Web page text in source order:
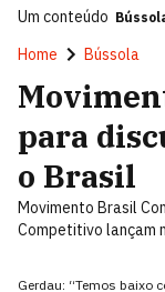
Um conteúdo
Home Bússola
para
o Brasil
Movimento Brasil
Competitivo lançam
Gerdau: “Temos baixo